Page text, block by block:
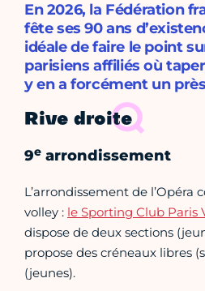
En 2026, la Fédération
fête ses 90 ans
idéale de faire le point
parisiens affiliés où
y en a forcément un
Rive droite
9e arrondissement
L’arrondissement de l’Opéra
volley : le Sporting Club Paris
dispose de deux sections
propose des créneaux libres
(jeunes).